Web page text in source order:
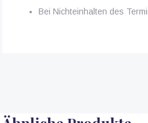
Bei Nichteinhalten des